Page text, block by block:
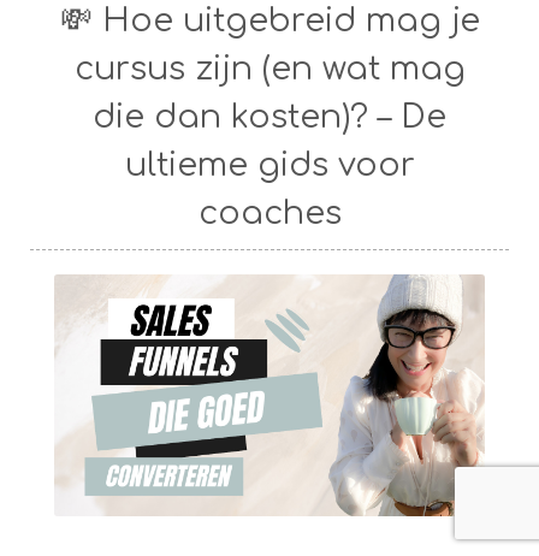
💸 Hoe uitgebreid mag je
cursus zijn (en wat mag
die dan kosten)? – De
ultieme gids voor
coaches